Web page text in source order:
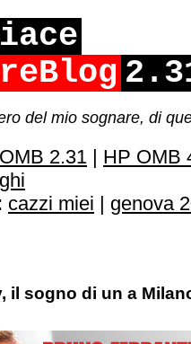
del mio sognare, di
2.31 | HP OMB
cazzi miei | genova
il sogno di un a